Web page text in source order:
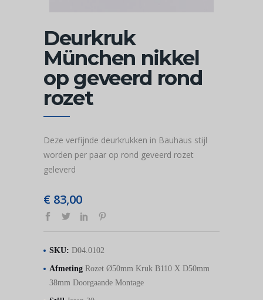
Deurkruk
München nikkel
op geveerd rond
rozet
Deze verfijnde deurkrukken in Bauhaus stijl
worden per paar op rond geveerd rozet
geleverd
€ 83,00
SKU: D04.0102
Afmeting Rozet Ø50mm Kruk B110 X D50mm
38mm Doorgaande Montage